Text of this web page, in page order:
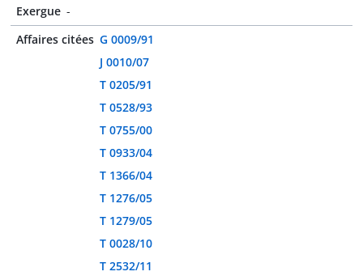
Exergue -
Affaires citées G 0009/91
J 0010/07
T 0205/91
T 0528/93
T 0755/00
T 0933/04
T 1366/04
T 1276/05
T 1279/05
T 0028/10
T 2532/11